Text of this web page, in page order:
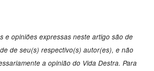
e opiniões expressas neste artigo são de
de seu(s) respectivo(s) autor(es), e não
a opinião do Vida Destra. Para